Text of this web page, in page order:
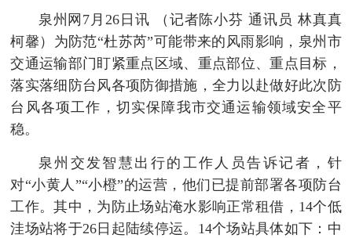
泉州网7月26日讯 （记者陈小芬 通讯员 林真真
柯馨）为防范“杜苏芮”可能带来的风雨影响，泉州市
交通运输部门盯紧重点区域、重点部位、重点目标，
落实落细防台风各项防御措施，全力以赴做好此次防
台风各项工作，切实保障我市交通运输领域安全平
稳。
泉州交发智慧出行的工作人员告诉记者，针
对“小黄人”“小橙”的运营，他们已提前部署各项防台
工作。其中，为防止场站淹水影响正常租借，14个低
洼场站将于26日起陆续停运。14个场站具体如下：中